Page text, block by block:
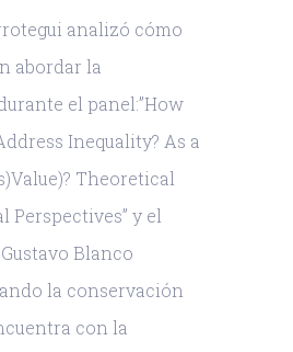
analizó cómo
abordar la
el panel:”How
Inequality? As a
Theoretical
Perspectives” y el
Blanco
la conservación
con la